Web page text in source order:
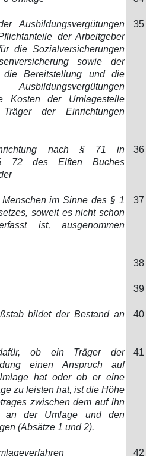
Ausbildungsvergütungen
der Arbeitgeber
die Sozialversicherungen
sowie der
Bereitstellung und die
Kosten der Umlagestelle
der Einrichtungen
35
nach § 71 in
72 des Elften Buches
36
im Sinne des § 1
soweit es nicht schon
ist, ausgenommen
37
38
39
bildet der Bestand an
40
ob ein Träger der
einen Anspruch auf
hat oder ob er eine
zu leisten hat, ist die Höhe
zwischen dem auf ihn
an der Umlage und den
(Absätze 1 und 2).
41
42